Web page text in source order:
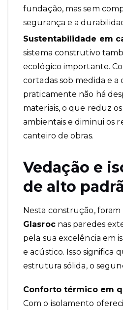
fundação, mas sem
segurança e a
Sustentabilidade em
sistema construtivo
ecológico importante.
cortadas sob medida e a
praticamente não há
materiais, o que reduz
ambientais e diminui os
canteiro de obras.
Vedação e
de alto
Nesta construção, foram
Glasrocnas paredes
pela sua excelência em
e acústico. Isso significa
estrutura sólida, o
Conforto térmico em
Com o isolamento